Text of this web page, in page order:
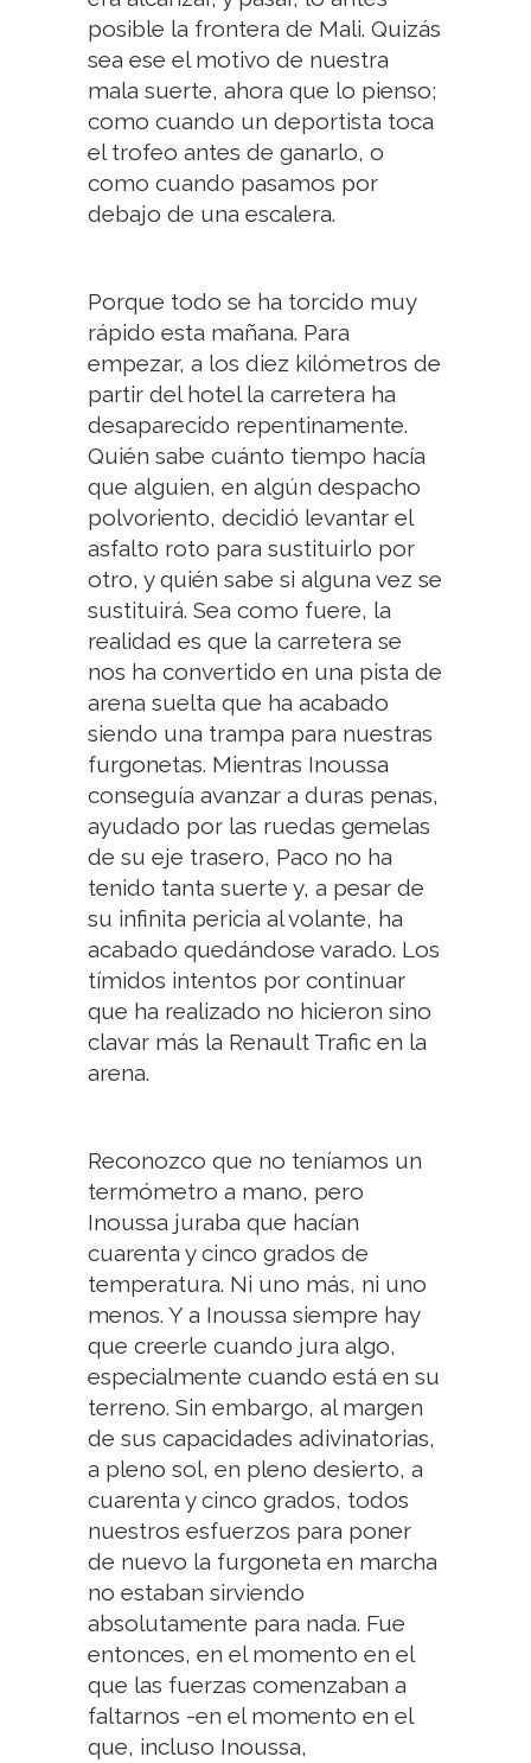
posible la frontera de Mali. Quizás
sea ese el motivo de nuestra
mala suerte, ahora que lo pienso;
como cuando un deportista toca
el trofeo antes de ganarlo, o
como cuando pasamos por
debajo de una escalera.
Porque todo se ha torcido muy
rápido esta mañana. Para
empezar, a los diez kilómetros de
partir del hotel la carretera ha
desaparecido repentinamente.
Quién sabe cuánto tiempo hacía
que alguien, en algún despacho
polvoriento, decidió levantar el
asfalto roto para sustituirlo por
otro, y quién sabe si alguna vez se
sustituirá. Sea como fuere, la
realidad es que la carretera se
nos ha convertido en una pista de
arena suelta que ha acabado
siendo una trampa para nuestras
furgonetas. Mientras Inoussa
conseguía avanzar a duras penas,
ayudado por las ruedas gemelas
de su eje trasero, Paco no ha
tenido tanta suerte y, a pesar de
su infinita pericia al volante, ha
acabado quedándose varado. Los
tímidos intentos por continuar
que ha realizado no hicieron sino
clavar más la Renault Trafic en la
arena.
Reconozco que no teníamos un
termómetro a mano, pero
Inoussa juraba que hacían
cuarenta y cinco grados de
temperatura. Ni uno más, ni uno
menos. Y a Inoussa siempre hay
que creerle cuando jura algo,
especialmente cuando está en su
terreno. Sin embargo, al margen
de sus capacidades adivinatorias,
a pleno sol, en pleno desierto, a
cuarenta y cinco grados, todos
nuestros esfuerzos para poner
de nuevo la furgoneta en marcha
no estaban sirviendo
absolutamente para nada. Fue
entonces, en el momento en el
que las fuerzas comenzaban a
faltarnos -en el momento en el
que, incluso Inoussa,